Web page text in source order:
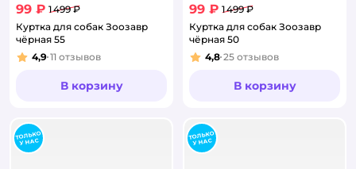
99 ₽ 1 499 ₽
Куртка для собак Зоозавр
чёрная 55
Рейтинг:
4,9 11 отзывов
В корзину
99 ₽ 1 499 ₽
Куртка для собак Зоозавр
чёрная 50
Рейтинг:
4,8 25 отзывов
В корзину